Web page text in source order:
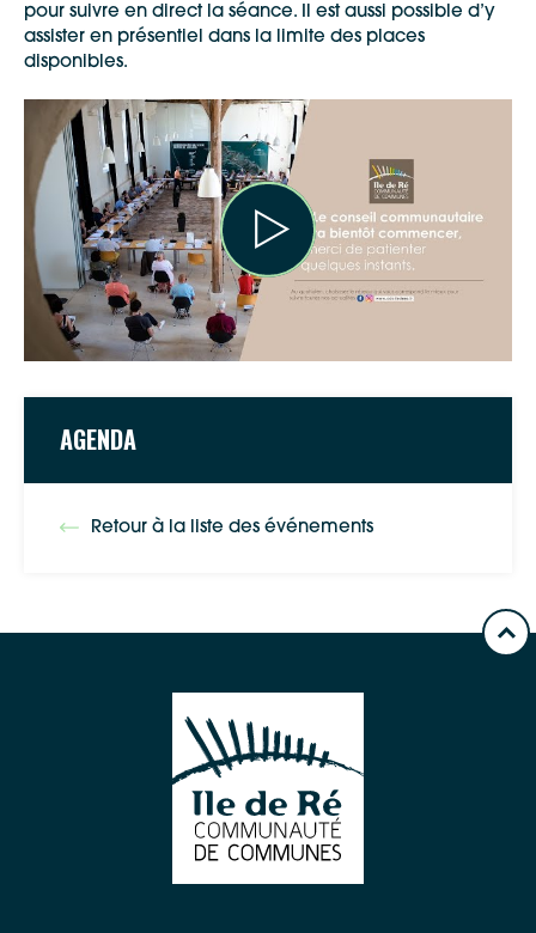
AGENDA
Retour à la liste des événements
pour suivre en direct la séance. Il est aussi possible d’y
assister en présentiel dans la limite des places
disponibles.
Google Maps
Apple Plans
Waze